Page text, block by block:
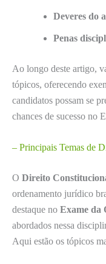
Deveres do
Penas
Ao longo deste artigo,
tópicos, oferecendo
candidatos possam se
chances de sucesso no
– Principais Temas de
O Direito
ordenamento jurídico
destaque no Exame da
abordados nessa
Aqui estão os tópicos